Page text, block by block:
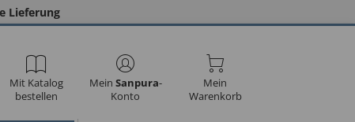
Lieferung
Mit Katalog
bestellen
Mein Sanpura-
Konto
Mein
Warenkorb